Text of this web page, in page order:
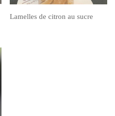
Lamelles de citron au sucre